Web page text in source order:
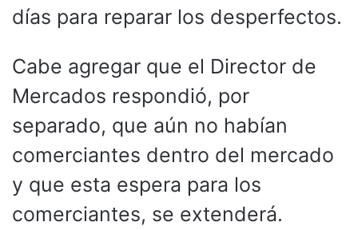
días para reparar los desperfectos.
Cabe agregar que el Director de
Mercados respondió, por
separado, que aún no habían
comerciantes dentro del mercado
y que esta espera para los
comerciantes, se extenderá.